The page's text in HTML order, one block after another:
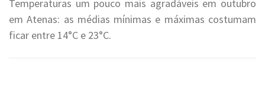
Temperaturas um pouco mais agradáveis em outubro
em Atenas: as médias mínimas e máximas costumam
ficar entre 14°C e 23°C.